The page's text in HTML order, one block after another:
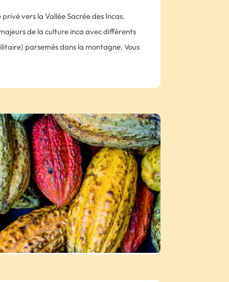
vers la Vallée Sacrée des Incas.
de la culture inca avec différents
parsemés dans la montagne. Vous
maintiennent leurs très anciens usages
inca d’Ollantaytambo et de ses
combats acharnés entre Incas et
pourrez après la visite flâner dans les
Pakaritampu